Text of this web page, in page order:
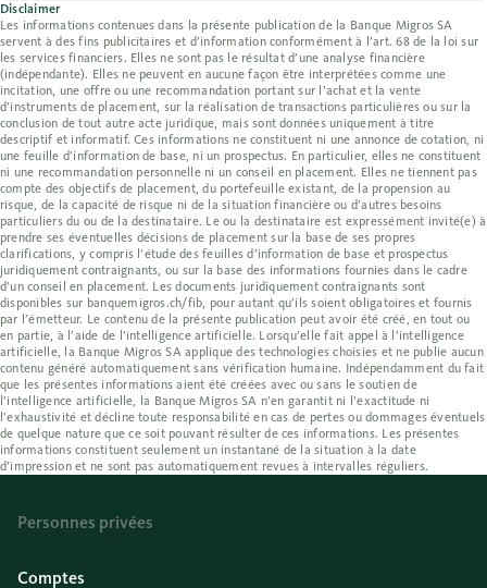
Disclaimer
Les informations contenues dans la présente publication de la Banque Migros SA
servent à des fins publicitaires et d’information conformément à l’art. 68 de la loi sur
les services financiers. Elles ne sont pas le résultat d’une analyse financière
(indépendante). Elles ne peuvent en aucune façon être interprétées comme une
incitation, une offre ou une recommandation portant sur l’achat et la vente
d’instruments de placement, sur la réalisation de transactions particulières ou sur la
conclusion de tout autre acte juridique, mais sont données uniquement à titre
descriptif et informatif. Ces informations ne constituent ni une annonce de cotation, ni
une feuille d’information de base, ni un prospectus. En particulier, elles ne constituent
ni une recommandation personnelle ni un conseil en placement. Elles ne tiennent pas
compte des objectifs de placement, du portefeuille existant, de la propension au
risque, de la capacité de risque ni de la situation financière ou d’autres besoins
particuliers du ou de la destinataire. Le ou la destinataire est expressément invité(e) à
prendre ses éventuelles décisions de placement sur la base de ses propres
clarifications, y compris l’étude des feuilles d’information de base et prospectus
juridiquement contraignants, ou sur la base des informations fournies dans le cadre
d’un conseil en placement. Les documents juridiquement contraignants sont
disponibles sur banquemigros.ch/fib, pour autant qu’ils soient obligatoires et fournis
par l’émetteur. Le contenu de la présente publication peut avoir été créé, en tout ou
en partie, à l’aide de l’intelligence artificielle. Lorsqu’elle fait appel à l’intelligence
artificielle, la Banque Migros SA applique des technologies choisies et ne publie aucun
contenu généré automatiquement sans vérification humaine. Indépendamment du fait
que les présentes informations aient été créées avec ou sans le soutien de
l’intelligence artificielle, la Banque Migros SA n’en garantit ni l’exactitude ni
l’exhaustivité et décline toute responsabilité en cas de pertes ou dommages éventuels
de quelque nature que ce soit pouvant résulter de ces informations. Les présentes
informations constituent seulement un instantané de la situation à la date
d’impression et ne sont pas automatiquement revues à intervalles réguliers.
Personnes privées
Comptes